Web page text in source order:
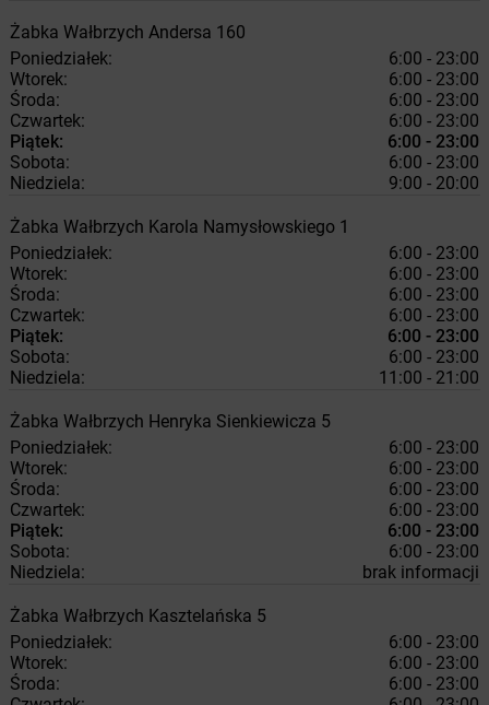
Żabka Wałbrzych Andersa 160
Poniedziałek:
6:00 - 23:00
Wtorek:
6:00 - 23:00
Środa:
6:00 - 23:00
Czwartek:
6:00 - 23:00
Piątek:
6:00 - 23:00
Sobota:
6:00 - 23:00
Niedziela:
9:00 - 20:00
Żabka Wałbrzych Karola Namysłowskiego 1
Poniedziałek:
6:00 - 23:00
Wtorek:
6:00 - 23:00
Środa:
6:00 - 23:00
Czwartek:
6:00 - 23:00
Piątek:
6:00 - 23:00
Sobota:
6:00 - 23:00
Niedziela:
11:00 - 21:00
Żabka Wałbrzych Henryka Sienkiewicza 5
Poniedziałek:
6:00 - 23:00
Wtorek:
6:00 - 23:00
Środa:
6:00 - 23:00
Czwartek:
6:00 - 23:00
Piątek:
6:00 - 23:00
Sobota:
6:00 - 23:00
Niedziela:
brak informacji
Żabka Wałbrzych Kasztelańska 5
Poniedziałek:
6:00 - 23:00
Wtorek:
6:00 - 23:00
Środa:
6:00 - 23:00